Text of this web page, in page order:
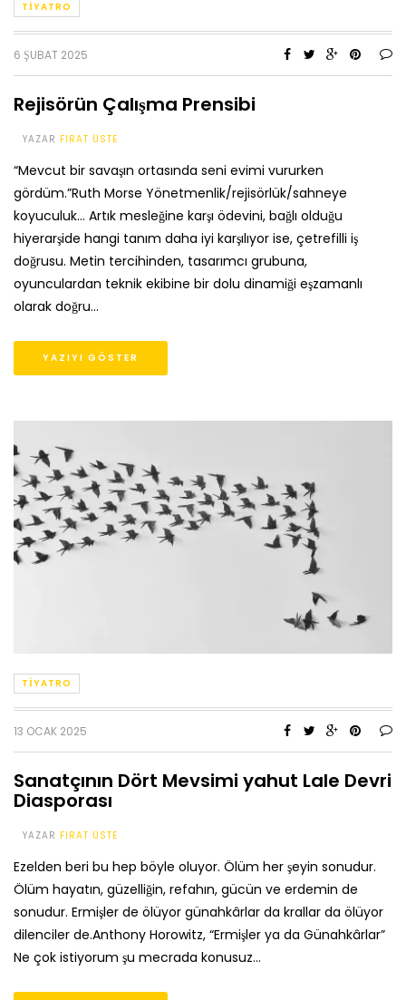
TIYATRO
6 ŞUBAT 2025
Rejisörün Çalışma Prensibi
YAZAR FIRAT ÜSTE
“Mevcut bir savaşın ortasında seni evimi vururken
gördüm.”Ruth Morse Yönetmenlik/rejisörlük/sahneye
koyuculuk… Artık mesleğine karşı ödevini, bağlı olduğu
hiyerarşide hangi tanım daha iyi karşılıyor ise, çetrefilli iş
doğrusu. Metin tercihinden, tasarımcı grubuna,
oyunculardan teknik ekibine bir dolu dinamiği eşzamanlı
olarak doğru…
YAZIYI GÖSTER
TIYATRO
13 OCAK 2025
Sanatçının Dört Mevsimi yahut Lale Devri
Diasporası
YAZAR FIRAT ÜSTE
Ezelden beri bu hep böyle oluyor. Ölüm her şeyin sonudur.
Ölüm hayatın, güzelliğin, refahın, gücün ve erdemin de
sonudur. Ermişler de ölüyor günahkârlar da krallar da ölüyor
dilenciler de.Anthony Horowitz, “Ermişler ya da Günahkârlar”
Ne çok istiyorum şu mecrada konusuz…